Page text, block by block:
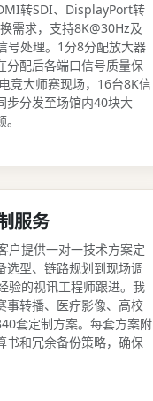
转SDI、DisplayPort转
需求，支持8K@30Hz及
号处理。1分8分配放大器
分配后各端口信号质量保
竞大师赛现场，16台8K信
步分发至场馆内40块大
服务
户提供一对一技术方案定
选型、链路规划到现场调
验的视讯工程师跟进。我
事转播、医疗影像、高校
套定制方案。每套方案附
书和冗余备份策略，确保